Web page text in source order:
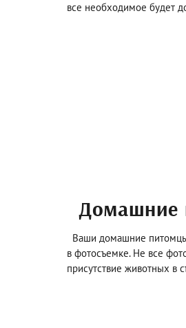
все необходимое будет
Домашние
Ваши домашние
в фотосъемке. Не все
присутствие животных в